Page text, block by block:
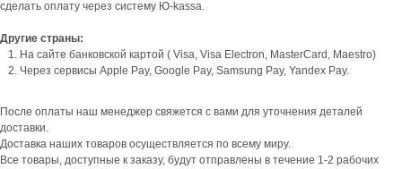
сделать оплату через систему Ю-kassa.
Другие страны:
На сайте банковской картой ( Visa, Visa Electron, MasterCard, Maestro)
Через сервисы Apple Pay, Google Pay, Samsung Pay, Yandex Pay.
После оплаты наш менеджер свяжется с вами для уточнения деталей
доставки.
Доставка наших товаров осуществляется по всему миру.
Все товары, доступные к заказу, будут отправлены в течение 1-2 рабочих